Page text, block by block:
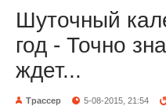
Шуточный
год - Точно
ждет...
Трассер 5-08-2015, 21:54